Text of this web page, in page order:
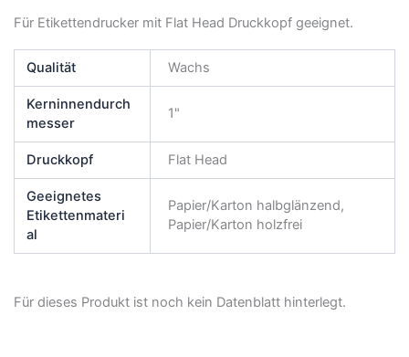
Für Etikettendrucker mit Flat Head Druckkopf geeignet.
Qualität Wachs
Kerninnendurch
messer
1"
Druckkopf Flat Head
Geeignetes
Etikettenmateri
al
Papier/Karton halbglänzend,
Papier/Karton holzfrei
Für dieses Produkt ist noch kein Datenblatt hinterlegt.